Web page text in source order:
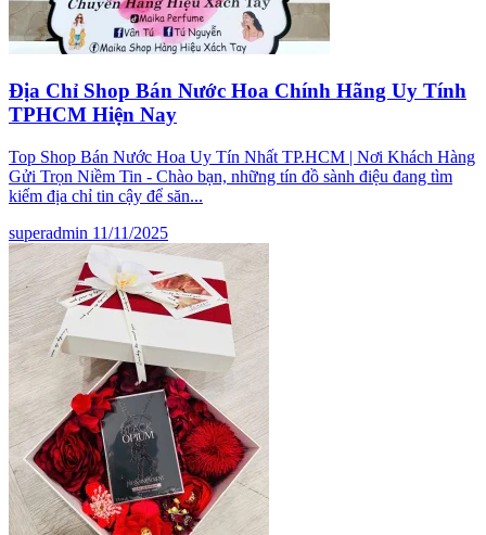
Địa Chỉ Shop Bán Nước Hoa Chính Hãng Uy Tính
TPHCM Hiện Nay
Top Shop Bán Nước Hoa Uy Tín Nhất TP.HCM | Nơi Khách Hàng
Gửi Trọn Niềm Tin - Chào bạn, những tín đồ sành điệu đang tìm
kiếm địa chỉ tin cậy để săn...
superadmin 11/11/2025